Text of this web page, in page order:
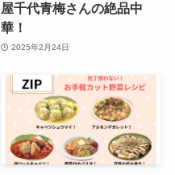
屋千代青梅さんの絶品中
華！
2025年2月24日